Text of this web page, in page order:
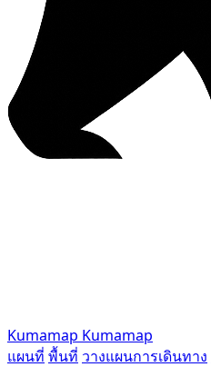
Kumamap Kumamap
แผนที่ พื้นที่ วางแผนการเดินทาง